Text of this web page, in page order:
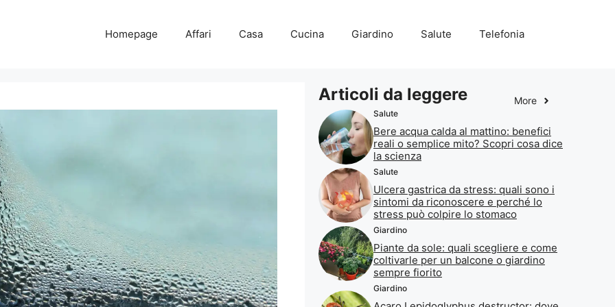
Homepage Affari Casa Cucina Giardino Salute Telefonia
Articoli da leggere More
Salute
Bere acqua calda al mattino: benefici
reali o semplice mito? Scopri cosa dice
la scienza
Salute
Ulcera gastrica da stress: quali sono i
sintomi da riconoscere e perché lo
stress può colpire lo stomaco
Giardino
Piante da sole: quali scegliere e come
coltivarle per un balcone o giardino
sempre fiorito
Giardino